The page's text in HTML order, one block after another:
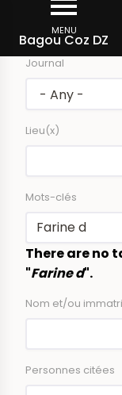
main
content
MENU
Bagou Coz DZ
Newspaper
Journal
Lieu(x)
Mots-clés
There are no
"Farine d".
Nom et/ou
Personnes citées